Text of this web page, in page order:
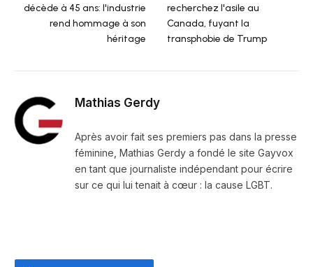
décède à 45 ans: l'industrie
rend hommage à son
héritage
recherchez l'asile au
Canada, fuyant la
transphobie de Trump
Mathias Gerdy
Après avoir fait ses premiers pas dans la presse
féminine, Mathias Gerdy a fondé le site Gayvox
en tant que journaliste indépendant pour écrire
sur ce qui lui tenait à cœur : la cause LGBT.